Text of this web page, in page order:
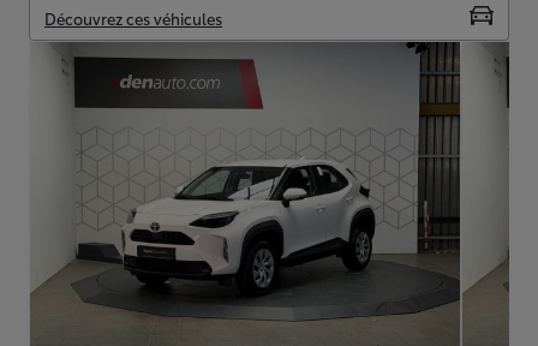
Découvrez ces véhicules